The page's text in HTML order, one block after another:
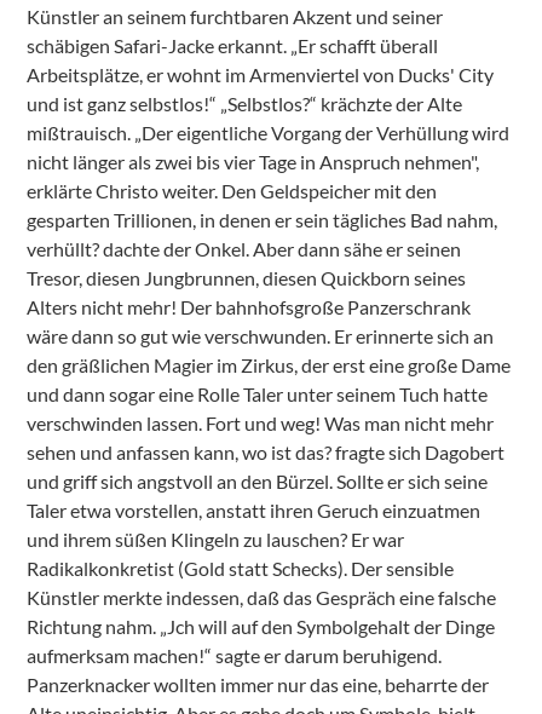
Künstler an seinem furchtbaren Akzent und seiner
schäbigen Safari-Jacke erkannt. „Er schafft überall
Arbeitsplätze, er wohnt im Armenviertel von Ducks' City
und ist ganz selbstlos!“ „Selbstlos?“ krächzte der Alte
mißtrauisch. „Der eigentliche Vorgang der Verhüllung wird
nicht länger als zwei bis vier Tage in Anspruch nehmen",
erklärte Christo weiter. Den Geldspeicher mit den
gesparten Trillionen, in denen er sein tägliches Bad nahm,
verhüllt? dachte der Onkel. Aber dann sähe er seinen
Tresor, diesen Jungbrunnen, diesen Quickborn seines
Alters nicht mehr! Der bahnhofsgroße Panzerschrank
wäre dann so gut wie verschwunden. Er erinnerte sich an
den gräßlichen Magier im Zirkus, der erst eine große Dame
und dann sogar eine Rolle Taler unter seinem Tuch hatte
verschwinden lassen. Fort und weg! Was man nicht mehr
sehen und anfassen kann, wo ist das? fragte sich Dagobert
und griff sich angstvoll an den Bürzel. Sollte er sich seine
Taler etwa vorstellen, anstatt ihren Geruch einzuatmen
und ihrem süßen Klingeln zu lauschen? Er war
Radikalkonkretist (Gold statt Schecks). Der sensible
Künstler merkte indessen, daß das Gespräch eine falsche
Richtung nahm. „Jch will auf den Symbolgehalt der Dinge
aufmerksam machen!“ sagte er darum beruhigend.
Panzerknacker wollten immer nur das eine, beharrte der